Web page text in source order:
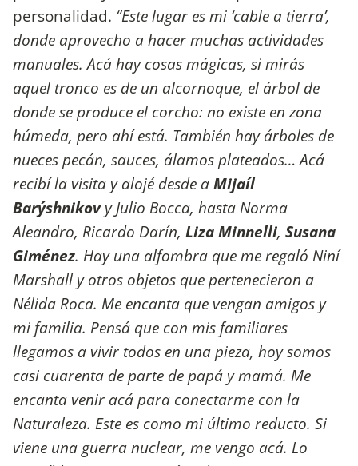
personalidad. “Este lugar es mi ‘cable a tierra’,
donde aprovecho a hacer muchas actividades
manuales. Acá hay cosas mágicas, si mirás
aquel tronco es de un alcornoque, el árbol de
donde se produce el corcho: no existe en zona
húmeda, pero ahí está. También hay árboles de
nueces pecán, sauces, álamos plateados… Acá
recibí la visita y alojé desde aMijaíl
Barýshnikovy Julio Bocca, hasta Norma
Aleandro, Ricardo Darín, Liza Minnelli, Susana
Giménez. Hay una alfombra que me regaló Niní
Marshall y otros objetos que pertenecieron a
Nélida Roca. Me encanta que vengan amigos y
mi familia. Pensá que con mis familiares
llegamos a vivir todos en una pieza, hoy somos
casi cuarenta de parte de papá y mamá. Me
encanta venir acá para conectarme con la
Naturaleza. Este es como mi último reducto. Si
viene una guerra nuclear, me vengo acá. Lo